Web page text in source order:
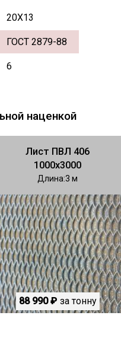
20Х13
ГОСТ 2879-88
6
наценкой
Лист ПВЛ 406
1000х3000
Длина 3
88 990 ₽ за тонну